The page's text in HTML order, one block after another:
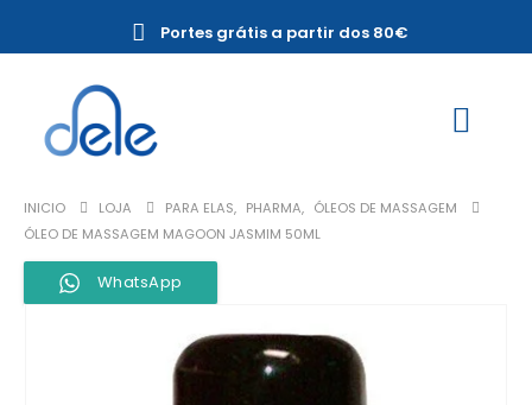
Portes grátis a partir dos 80€
INICIO LOJA PARA ELAS, PHARMA, ÓLEOS DE MASSAGEM
ÓLEO DE MASSAGEM MAGOON JASMIM 50ML
WhatsApp